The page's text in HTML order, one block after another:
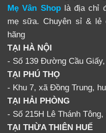
Mẹ Vân Shoplà địa chỉ
mẹ sữa. Chuyên sỉ & lẻ
hãng
TẠI HÀ NỘI
- Số 139 Đường Cầu
TẠI PHÚ THỌ
- Khu 7, xã Đồng Trung,
TẠI HẢI PHÒNG
- Số 215H Lê Thánh
TẠI THỪA THIÊN HUẾ